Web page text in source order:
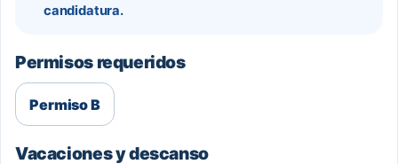
candidatura.
Permisos requeridos
Permiso B
Vacaciones y descanso